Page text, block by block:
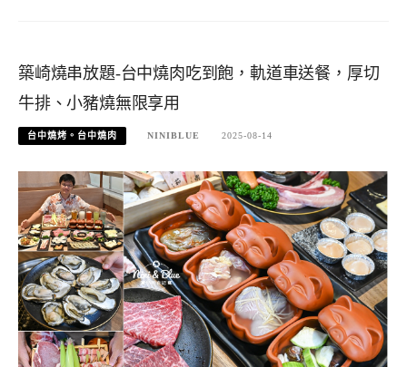
築崎燒串放題-台中燒肉吃到飽，軌道車送餐，厚切
牛排、小豬燒無限享用
台中燒烤。台中燒肉 NINIBLUE 2025-08-14